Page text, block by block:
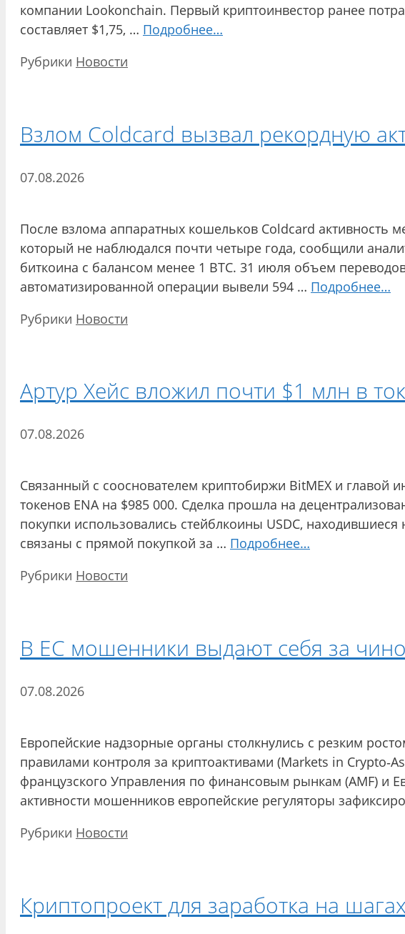
компании Lookonchain. Первый криптоинвестор ранее
составляет $1,75, … Подробнее…
Рубрики Новости
Взлом Coldcard вызвал рекордную
07.08.2026
После взлома аппаратных кошельков Coldcard активность
который не наблюдался почти четыре года, сообщили
биткоина с балансом менее 1 BTC. 31 июля объем
автоматизированной операции вывели 594 … Подробнее…
Рубрики Новости
Артур Хейс вложил почти $1 млн в
07.08.2026
Связанный с сооснователем криптобиржи BitMEX и главой
токенов ENA на $985 000. Сделка прошла на
покупки использовались стейблкоины USDC,
связаны с прямой покупкой за … Подробнее…
Рубрики Новости
В ЕС мошенники выдают себя за
07.08.2026
Европейские надзорные органы столкнулись с резким
правилами контроля за криптоактивами (Markets in
французского Управления по финансовым рынкам (AMF) и
активности мошенников европейские регуляторы
Рубрики Новости
Криптопроект для заработка на